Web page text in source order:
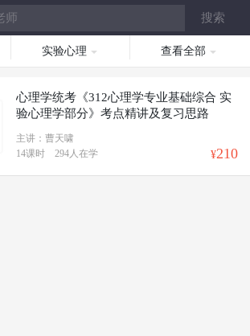
实验心理 查看全部
心理学统考《312心理学专业基础综合 实
验心理学部分》考点精讲及复习思路
主讲：曹天啸
¥210
14课时 294人在学